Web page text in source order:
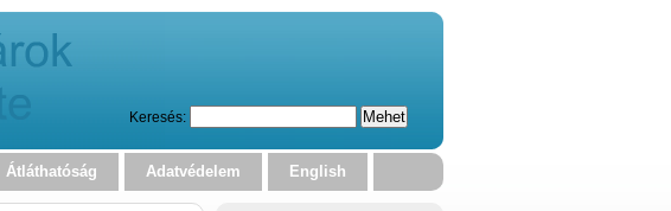
Keresés:
Átláthatóság Adatvédelem English